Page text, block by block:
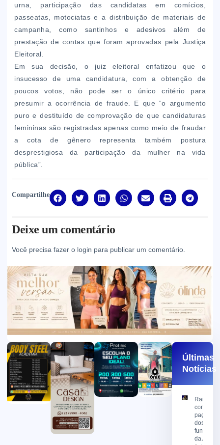
urna, participação das candidatas em comícios,
passeatas, motociatas e a distribuição de materiais de
campanha, como santinhos e adesivos além de
prestação de contas que foram aprovadas pela Justiça
Eleitoral.
Em sua decisão, o juiz eleitoral enfatizou que o
insucesso de uma candidatura, com a obtenção de
poucos votos, não pode ser o único critério para
presumir a ocorrência de fraude. E que “o argumento
puro e destituído de comprovação de que candidaturas
femininas são registradas apenas como meio de fraudar
a cota de gênero representa também postura
desprestigiosa da participação da mulher na vida
pública”.
Compartilhe
Deixe um comentário
Você precisa fazer o login para publicar um comentário.
Últimas
Notícias
Ramon
confirma
dos
da AMX